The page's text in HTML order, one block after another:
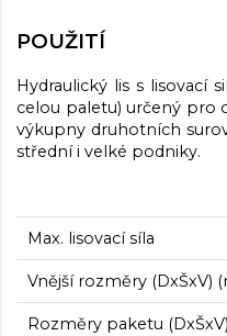
POUŽITÍ
Hydraulický lis s lisovací
celou paletu) určený pro
výkupny druhotních
střední i velké podniky.
Max. lisovací síla
Vnější rozměry (DxŠxV)
Rozměry paketu